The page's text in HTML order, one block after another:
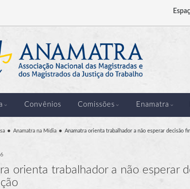
Convênios Comissões Enamatra
Anamatra na Mídia Anamatra orienta trabalhador a não esperar decisão
orienta trabalhador a não esperar